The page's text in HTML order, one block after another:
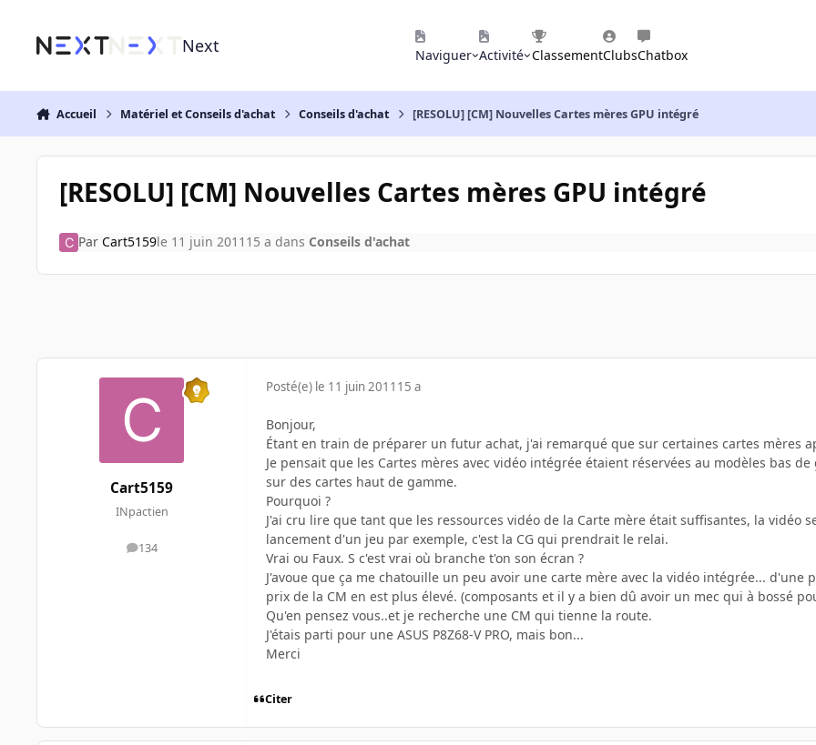
Next Naviguer Activité ClassementClubsChatbox
Accueil Matériel et Conseils d'achat Conseils d'achat [RESOLU] [CM] Nouvelles Cartes mères GPU intégré
[RESOLU] [CM] Nouvelles Cartes mères GPU intégré
Par Cart5159le 11 juin 2011 15 a dans Conseils d'achat
Cart5159
INpactien
134
messages
Posté(e) le 11 juin 2011 15 a
Bonjour,
Étant en train de préparer un futur achat, j'ai remarqué que sur certaines cartes mères
Je pensait que les Cartes mères avec vidéo intégrée étaient réservées au modèles bas
sur des cartes haut de gamme.
Pourquoi ?
J'ai cru lire que tant que les ressources vidéo de la Carte mère était suffisantes, la vidéo
lancement d'un jeu par exemple, c'est la CG qui prendrait le relai.
Vrai ou Faux. S c'est vrai où branche t'on son écran ?
J'avoue que ça me chatouille un peu avoir une carte mère avec la vidéo intégrée...
prix de la CM en est plus élevé. (composants et il y a bien dû avoir un mec qui à bossé
Qu'en pensez vous..et je recherche une CM qui tienne la route.
J'étais parti pour une ASUS P8Z68-V PRO, mais bon...
Merci
Citer